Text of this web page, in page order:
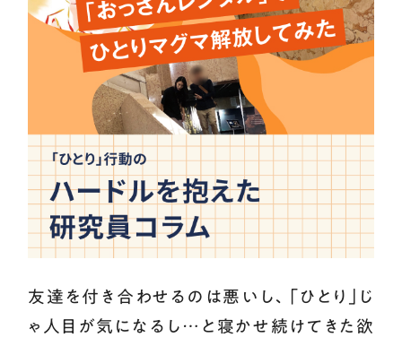
友達を付き合わせるのは悪いし、｢ひとり｣じ
ゃ人目が気になるし…と寝かせ続けてきた欲